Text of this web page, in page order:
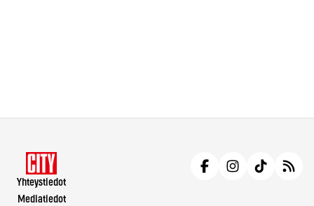
Yhteystiedot
Mediatiedot